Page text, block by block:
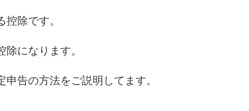
除です。
になります。
告の方法をご説明してます。